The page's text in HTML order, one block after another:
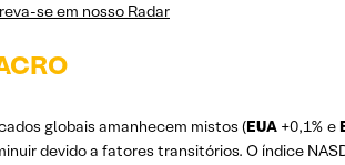
se em nosso Radar
globais amanhecem mistos (EUA +0,1% e
devido a fatores transitórios. O índice